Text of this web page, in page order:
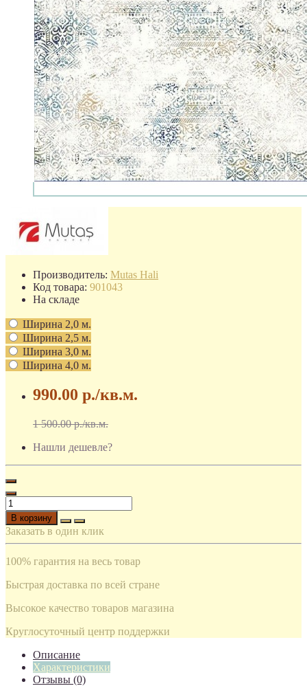
Производитель: Mutas Hali
Код товара: 901043
На складе
Ширина 2,0 м.
Ширина 2,5 м.
Ширина 3,0 м.
Ширина 4,0 м.
990.00 р./кв.м.
1 500.00 р./кв.м.
Нашли дешевле?
В корзину
Заказать в один клик
100% гарантия на весь товар
Быстрая доставка по всей стране
Высокое качество товаров магазина
Круглосуточный центр поддержки
Описание
Характеристики
Отзывы (0)